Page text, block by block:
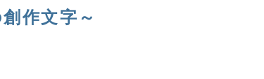
作文字～